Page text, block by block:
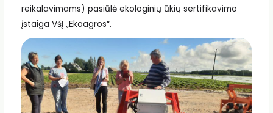
reikalavimams) pasiūlė ekologinių ūkių sertifikavimo
įstaiga VšĮ „Ekoagros“.